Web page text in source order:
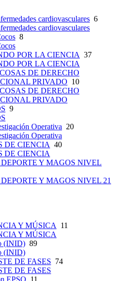
cardiovasculares 6
cardiovasculares
8
POR LA CIENCIA 37
POR LA CIENCIA
DE DERECHO
PRIVADO 10
DE DERECHO
PRIVADO
9
Operativa 20
Operativa
DE CIENCIA 40
DE CIENCIA
Y MAGOS NIVEL
Y MAGOS NIVEL 21
Y MÚSICA
11
Y MÚSICA
(INID) 89
(INID)
DE FASES 74
DE FASES